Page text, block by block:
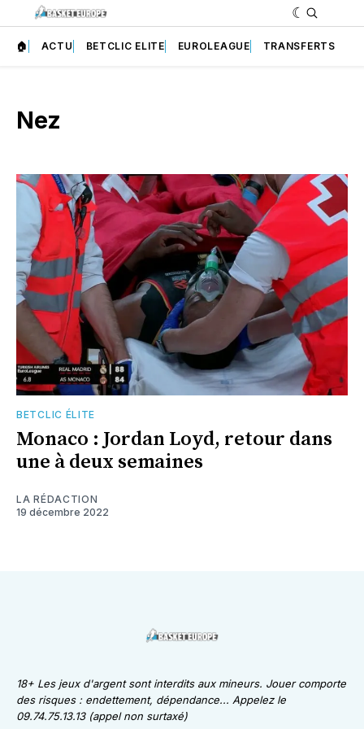
🏠 ACTU BETCLIC ELITE EUROLEAGUE TRANSFERTS
Nez
BETCLIC ÉLITE
Monaco : Jordan Loyd, retour dans
une à deux semaines
LA RÉDACTION
19 décembre 2022
18+ Les jeux d'argent sont interdits aux mineurs. Jouer comporte
des risques : endettement, dépendance... Appelez le
09.74.75.13.13 (appel non surtaxé)